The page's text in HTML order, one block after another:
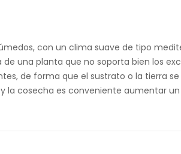
con un clima suave de tipo
una planta que no soporta bien los
de forma que el sustrato o la tierra
la cosecha es conveniente aumentar